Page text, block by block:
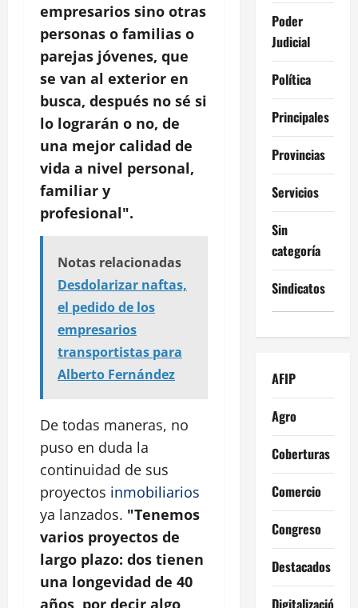
empresarios sino otras
personas o familias o
parejas jóvenes, que
se van al exterior en
busca, después no sé si
lo lograrán o no, de
una mejor calidad de
vida a nivel personal,
familiar y
profesional".
Notas relacionadas
Desdolarizar naftas,
el pedido de los
empresarios
transportistas para
Alberto Fernández
De todas maneras, no
puso en duda la
continuidad de sus
proyectos inmobiliarios
ya lanzados. "Tenemos
varios proyectos de
largo plazo: dos tienen
una longevidad de 40
Poder
Judicial
Política
Principales
Provincias
Servicios
Sin
categoría
Sindicatos
AFIP
Agro
Coberturas
Comercio
Congreso
Destacados
Digitalización